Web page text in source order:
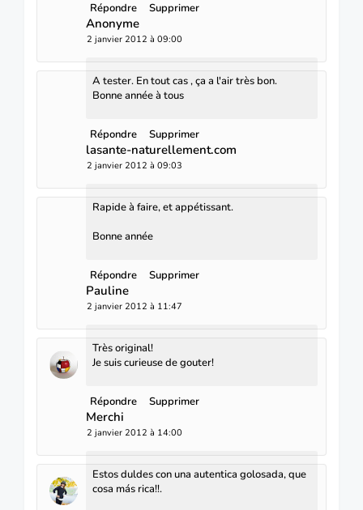
Répondre Supprimer
Anonyme
2 janvier 2012 à 09:00
A tester. En tout cas , ça a l'air très bon.
Bonne année à tous
Répondre Supprimer
lasante-naturellement.com
2 janvier 2012 à 09:03
Rapide à faire, et appétissant.
Bonne année
Répondre Supprimer
Pauline
2 janvier 2012 à 11:47
Très original!
Je suis curieuse de gouter!
Répondre Supprimer
Merchi
2 janvier 2012 à 14:00
Estos duldes con una autentica golosada, que
cosa más rica!!.